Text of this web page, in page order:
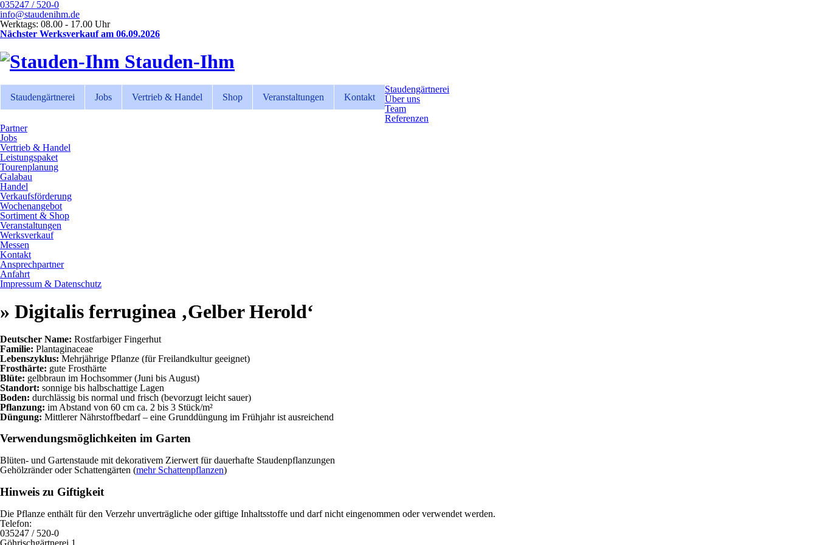
035247 / 520-0
info@staudenihm.de
Werktags: 08.00 - 17.00 Uhr
Nächster Werksverkauf am 06.09.2026
Stauden-Ihm
Staudengärtnerei Jobs Vertrieb & Handel Shop Veranstaltungen Kontakt
Staudengärtnerei
Über uns
Team
Referenzen
Partner
Jobs
Vertrieb & Handel
Leistungspaket
Tourenplanung
Galabau
Handel
Verkaufsförderung
Wochenangebot
Sortiment & Shop
Veranstaltungen
Werksverkauf
Messen
Kontakt
Ansprechpartner
Anfahrt
Impressum & Datenschutz
» Digitalis ferruginea ‚Gelber Herold‘
Deutscher Name: Rostfarbiger Fingerhut
Familie: Plantaginaceae
Lebenszyklus: Mehrjährige Pflanze (für Freilandkultur geeignet)
Frosthärte: gute Frosthärte
Blüte: gelbbraun im Hochsommer (Juni bis August)
Standort: sonnige bis halbschattige Lagen
Boden: durchlässig bis normal und frisch (bevorzugt leicht sauer)
Pflanzung: im Abstand von 60 cm ca. 2 bis 3 Stück/m²
Düngung: Mittlerer Nährstoffbedarf – eine Grunddüngung im Frühjahr ist ausreichend
Verwendungsmöglichkeiten im Garten
Blüten- und Gartenstaude mit dekorativem Zierwert für dauerhafte Staudenpflanzungen
Gehölzränder oder Schattengärten (mehr Schattenpflanzen)
Hinweis zu Giftigkeit
Die Pflanze enthält für den Verzehr unverträgliche oder giftige Inhaltsstoffe und darf nicht eingenommen oder verwendet werden.
Telefon:
035247 / 520-0
Göhrischgärtnerei 1